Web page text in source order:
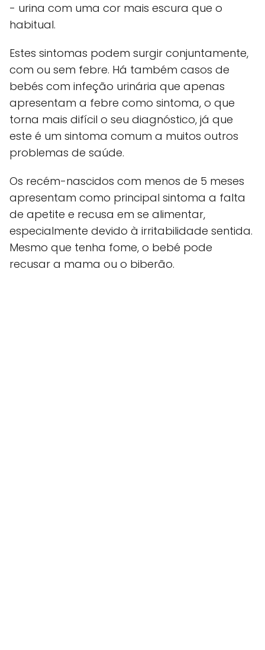
- urina com uma cor mais escura que o
habitual.
Estes sintomas podem surgir conjuntamente,
com ou sem febre. Há também casos de
bebés com infeção urinária que apenas
apresentam a febre como sintoma, o que
torna mais difícil o seu diagnóstico, já que
este é um sintoma comum a muitos outros
problemas de saúde.
Os recém-nascidos com menos de 5 meses
apresentam como principal sintoma a falta
de apetite e recusa em se alimentar,
especialmente devido à irritabilidade sentida.
Mesmo que tenha fome, o bebé pode
recusar a mama ou o biberão.